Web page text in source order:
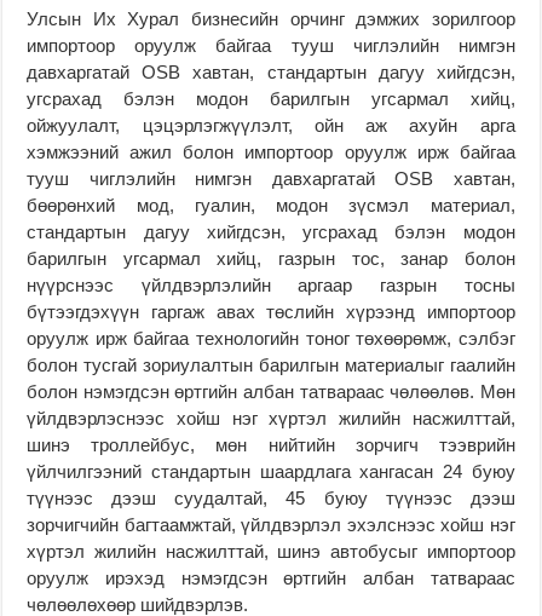
Улсын Их Хурал бизнесийн орчинг дэмжих зорилгоор
импортоор оруулж байгаа тууш чиглэлийн нимгэн
давхаргатай OSB хавтан, стандартын дагуу хийгдсэн,
угсрахад бэлэн модон барилгын угсармал хийц,
ойжуулалт, цэцэрлэгжүүлэлт, ойн аж ахуйн арга
хэмжээний ажил болон импортоор оруулж ирж байгаа
тууш чиглэлийн нимгэн давхаргатай OSB хавтан,
бөөрөнхий мод, гуалин, модон зүсмэл материал,
стандартын дагуу хийгдсэн, угсрахад бэлэн модон
барилгын угсармал хийц, газрын тос, занар болон
нүүрснээс үйлдвэрлэлийн аргаар газрын тосны
бүтээгдэхүүн гаргаж авах төслийн хүрээнд импортоор
оруулж ирж байгаа технологийн тоног төхөөрөмж, сэлбэг
болон тусгай зориулалтын барилгын материалыг гаалийн
болон нэмэгдсэн өртгийн албан татвараас чөлөөлөв. Мөн
үйлдвэрлэснээс хойш нэг хүртэл жилийн насжилттай,
шинэ троллейбус, мөн нийтийн зорчигч тээврийн
үйлчилгээний стандартын шаардлага хангасан 24 буюу
түүнээс дээш суудалтай, 45 буюу түүнээс дээш
зорчигчийн багтаамжтай, үйлдвэрлэл эхэлснээс хойш нэг
хүртэл жилийн насжилттай, шинэ автобусыг импортоор
оруулж ирэхэд нэмэгдсэн өртгийн албан татвараас
чөлөөлөхөөр шийдвэрлэв.